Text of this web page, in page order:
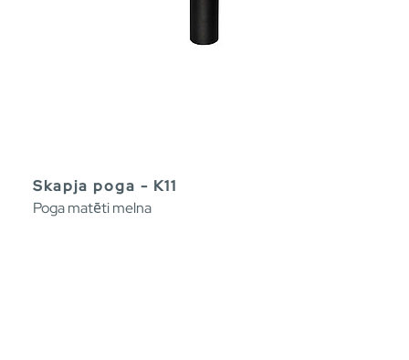
Skapja poga - K11
Poga matēti melna